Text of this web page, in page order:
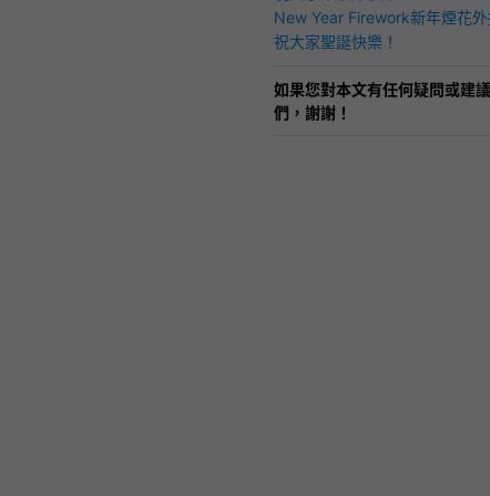
New Year Firework新年煙花
祝大家聖誕快樂！
如果您對本文有任何疑問或建
們，謝謝！